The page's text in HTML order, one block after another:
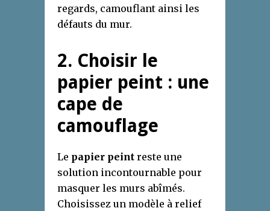
regards, camouflant ainsi les
défauts du mur.
2. Choisir le
papier peint : une
cape de
camouflage
Le papier peint reste une
solution incontournable pour
masquer les murs abîmés.
Choisissez un modèle à relief